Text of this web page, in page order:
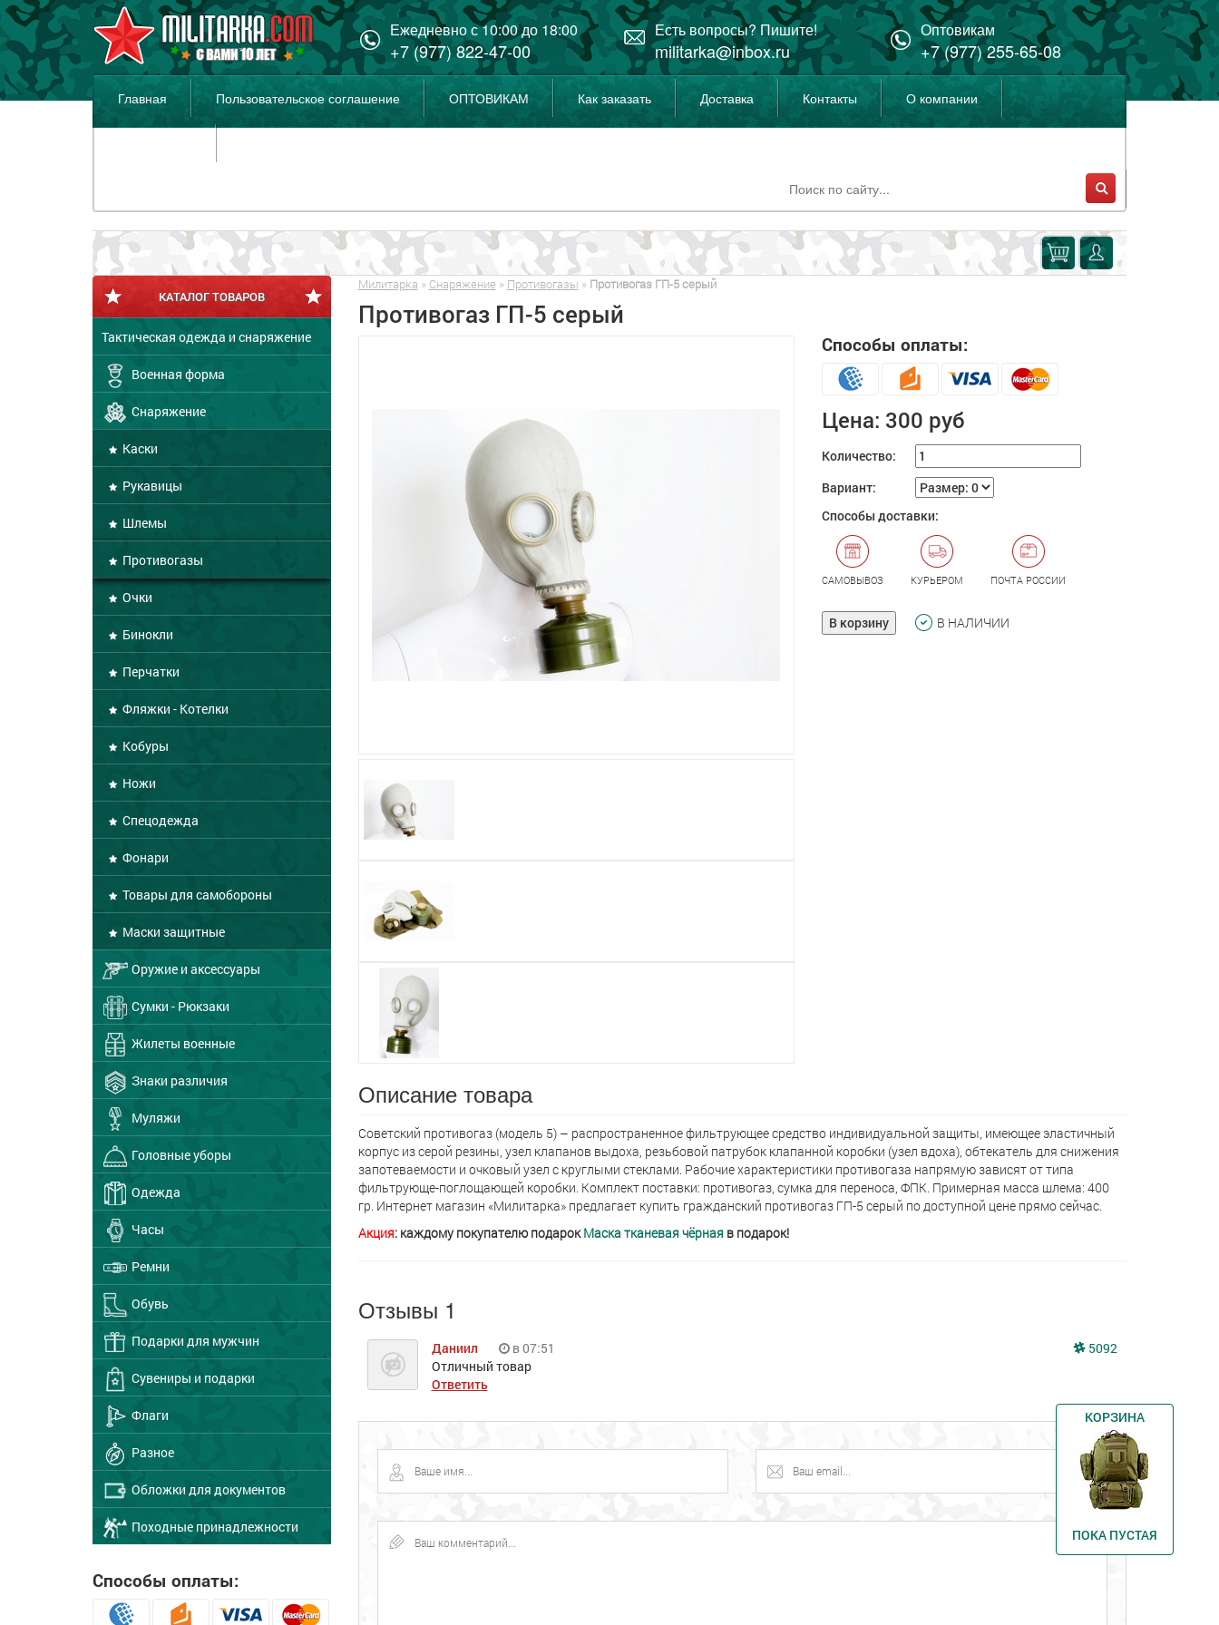
Ежедневно с 10:00 до 18:00
+7 (977) 822-47-00
Есть вопросы? Пишите!
militarka@inbox.ru
Оптовикам
+7 (977) 255-65-08
Главная Пользовательское соглашение ОПТОВИКАМ Как заказать Доставка Контакты О компании
КАТАЛОГ ТОВАРОВ
Тактическая одежда и снаряжение
Военная форма
Снаряжение
Каски
Рукавицы
Шлемы
Противогазы
Очки
Бинокли
Перчатки
Фляжки - Котелки
Кобуры
Ножи
Спецодежда
Фонари
Товары для самобороны
Маски защитные
Оружие и аксессуары
Сумки - Рюкзаки
Жилеты военные
Знаки различия
Муляжи
Головные уборы
Одежда
Часы
Ремни
Обувь
Подарки для мужчин
Сувениры и подарки
Флаги
Разное
Обложки для документов
Походные принадлежности
Способы оплаты:
Милитарка » Снаряжение » Противогазы » Противогаз ГП-5 серый
Противогаз ГП-5 серый
Способы оплаты:
Цена: 300 руб
Количество:
Вариант:
Способы доставки:
САМОВЫВОЗ КУРЬЕРОМ ПОЧТА РОССИИ
В корзину В НАЛИЧИИ
Описание товара
Советский противогаз (модель 5) – распространенное фильтрующее средство индивидуальной защиты, имеющее эластичный
корпус из серой резины, узел клапанов выдоха, резьбовой патрубок клапанной коробки (узел вдоха), обтекатель для снижения
запотеваемости и очковый узел с круглыми стеклами. Рабочие характеристики противогаза напрямую зависят от типа
фильтрующе-поглощающей коробки. Комплект поставки: противогаз, сумка для переноса, ФПК. Примерная масса шлема: 400
гр. Интернет магазин «Милитарка» предлагает кyпить гражданский противогаз ГП-5 серый по доступной цене прямо сейчас.
Акция: каждому покупателю подарокМаска тканевая чёрная в подарок!
Отзывы 1
Даниил в 07:51
5092
Отличный товар
Ответить
КОРЗИНА
ПОКА ПУСТАЯ